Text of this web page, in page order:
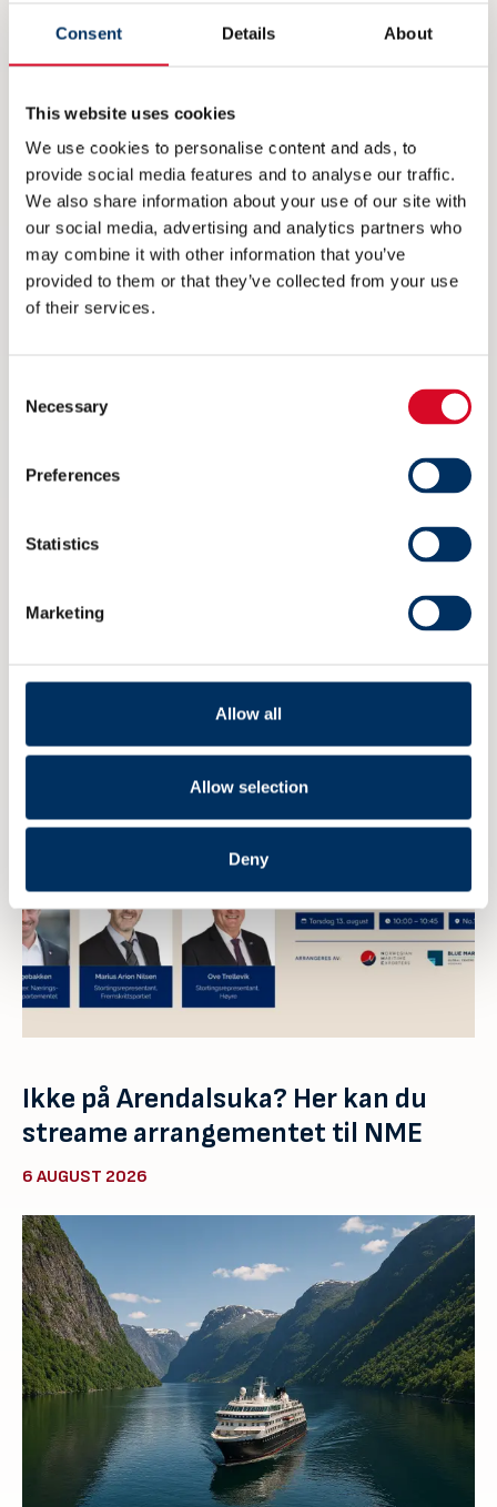
Consent Details About
This website uses cookies
We use cookies to personalise content and ads, to
provide social media features and to analyse our traffic.
We also share information about your use of our site with
our social media, advertising and analytics partners who
may combine it with other information that you’ve
provided to them or that they’ve collected from your use
of their services.
Selection
Necessary
Preferences
Statistics
Marketing
Allow all
Allow selection
Deny
Read more
eksportdebatt under Arendalsuka
Ikke på Arendalsuka? Her kan du
streame arrangementet til NME
6 AUGUST 2026